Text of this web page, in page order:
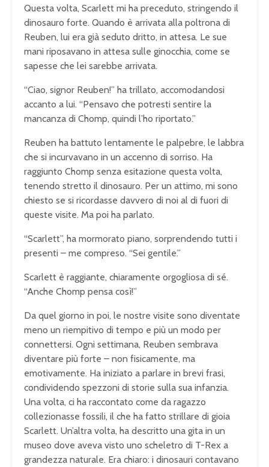
Questa volta, Scarlett mi ha preceduto, stringendo il
dinosauro forte. Quando è arrivata alla poltrona di
Reuben, lui era già seduto dritto, in attesa. Le sue
mani riposavano in attesa sulle ginocchia, come se
sapesse che lei sarebbe arrivata.
“Ciao, signor Reuben!” ha trillato, accomodandosi
accanto a lui. “Pensavo che potresti sentire la
mancanza di Chomp, quindi l’ho riportato.”
Reuben ha battuto lentamente le palpebre, le labbra
che si incurvavano in un accenno di sorriso. Ha
raggiunto Chomp senza esitazione questa volta,
tenendo stretto il dinosauro. Per un attimo, mi sono
chiesto se si ricordasse davvero di noi al di fuori di
queste visite. Ma poi ha parlato.
“Scarlett”, ha mormorato piano, sorprendendo tutti i
presenti – me compreso. “Sei gentile.”
Scarlett è raggiante, chiaramente orgogliosa di sé.
“Anche Chomp pensa così!”
Da quel giorno in poi, le nostre visite sono diventate
meno un riempitivo di tempo e più un modo per
connettersi. Ogni settimana, Reuben sembrava
diventare più forte – non fisicamente, ma
emotivamente. Ha iniziato a parlare in brevi frasi,
condividendo spezzoni di storie sulla sua infanzia.
Una volta, ci ha raccontato come da ragazzo
collezionasse fossili, il che ha fatto strillare di gioia
Scarlett. Un’altra volta, ha descritto una gita in un
museo dove aveva visto uno scheletro di T-Rex a
grandezza naturale. Era chiaro: i dinosauri contavano